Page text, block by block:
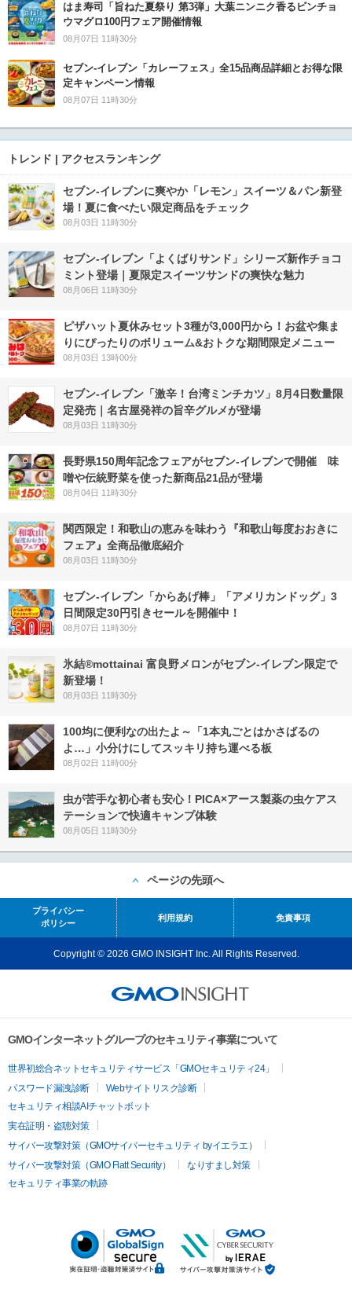
はま寿司「旨ねた夏祭り 第3弾」大葉ニンニク香るビンチョ
ウマグロ100円フェア開催情報
08月07日 11時30分
セブン‐イレブン「カレーフェス」全15品商品詳細とお得な限
定キャンペーン情報
08月07日 11時30分
トレンド | アクセスランキング
セブン‐イレブンに爽やか「レモン」スイーツ＆パン新登
場！夏に食べたい限定商品をチェック
08月03日 11時30分
セブン‐イレブン「よくばりサンド」シリーズ新作チョコ
ミント登場｜夏限定スイーツサンドの爽快な魅力
08月06日 11時30分
ピザハット夏休みセット3種が3,000円から！お盆や集ま
りにぴったりのボリューム&おトクな期間限定メニュー
08月03日 13時00分
セブン-イレブン「激辛！台湾ミンチカツ」8月4日数量限
定発売｜名古屋発祥の旨辛グルメが登場
08月03日 11時30分
長野県150周年記念フェアがセブン-イレブンで開催 味
噌や伝統野菜を使った新商品21品が登場
08月04日 11時30分
関西限定！和歌山の恵みを味わう『和歌山毎度おおきに
フェア』全商品徹底紹介
08月03日 11時30分
セブン‐イレブン「からあげ棒」「アメリカンドッグ」3
日間限定30円引きセールを開催中！
08月07日 11時30分
氷結®mottainai 富良野メロンがセブン‐イレブン限定で
新登場！
08月03日 11時30分
100均に便利なの出たよ～「1本丸ごとはかさばるの
よ…」小分けにしてスッキリ持ち運べる板
08月02日 11時00分
虫が苦手な初心者も安心！PICA×アース製薬の虫ケアス
テーションで快適キャンプ体験
08月05日 11時30分
ページの先頭へ
プライバシー
ポリシー
利用規約 免責事項
Copyright © 2026 GMO INSIGHT Inc. All Rights Reserved.
GMOインターネットグループのセキュリティ事業について
世界初総合ネットセキュリティサービス「GMOセキュリティ24」
パスワード漏洩診断
Webサイトリスク診断
セキュリティ相談AIチャットボット
実在証明・盗聴対策
サイバー攻撃対策（GMOサイバーセキュリティ byイエラエ）
サイバー攻撃対策（GMO Flatt Security）
なりすまし対策
セキュリティ事業の軌跡